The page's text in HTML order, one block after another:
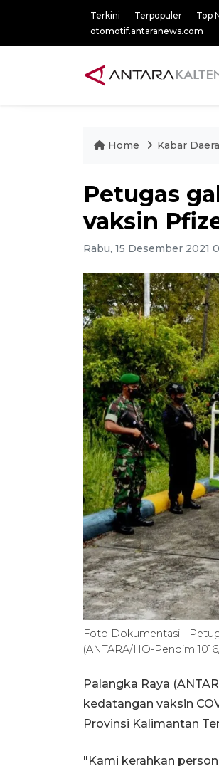
Terkini Terpopuler Top
otomotif.antaranews.com
Home Kabar
Petugas
vaksin
Rabu, 15 Desember 2021
Foto Dokumentasi -
(ANTARA/HO-Pendim
Palangka Raya
kedatangan vaksin
Provinsi Kalimantan
"Kami kerahkan